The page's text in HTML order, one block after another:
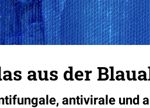
aus der
antivirale und